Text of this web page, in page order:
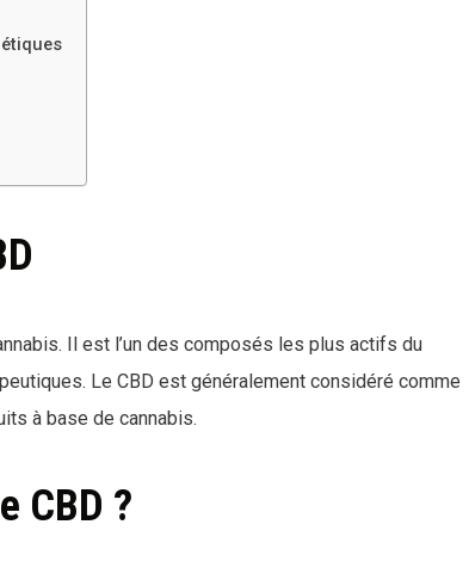
Il est l’un des composés les plus actifs du
Le CBD est généralement considéré comme
à base de cannabis.
CBD ?